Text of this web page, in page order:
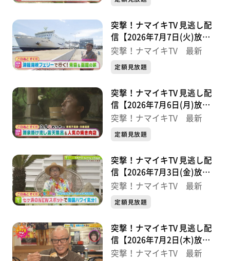
突撃！ナマイキTV 見逃し配
信【2026年7月7日(火)放送
分】
突撃！ナマイキTV 最新
定額見放題
突撃！ナマイキTV 見逃し配
信【2026年7月6日(月)放送
分】
突撃！ナマイキTV 最新
定額見放題
突撃！ナマイキTV 見逃し配
信【2026年7月3日(金)放送
分】
突撃！ナマイキTV 最新
定額見放題
突撃！ナマイキTV 見逃し配
信【2026年7月2日(木)放送
分】
突撃！ナマイキTV 最新